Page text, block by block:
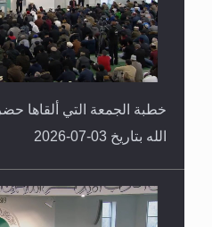
خطبة الجمعة التي ألقاها
الله بتاريخ 03-07-2026